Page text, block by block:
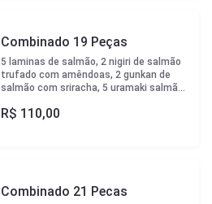
Combinado 19 Peças
5 laminas de salmão, 2 nigiri de salmão
trufado com amêndoas, 2 gunkan de
salmão com sriracha, 5 uramaki salmão
sweet chili e crispy couve
R$ 110,00
Combinado 21 Pecas